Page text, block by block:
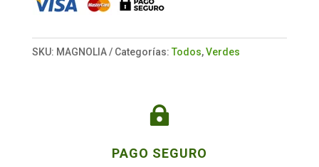
SKU: MAGNOLIA Categorías: Todos,Verdes

PAGO SEGURO